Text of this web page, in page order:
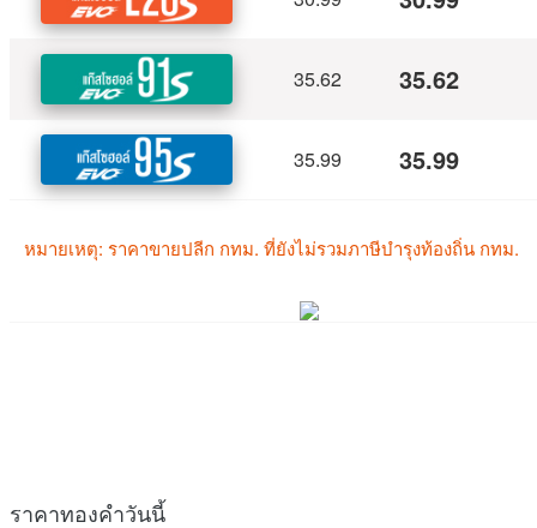
ราคาทองคำวันนี้